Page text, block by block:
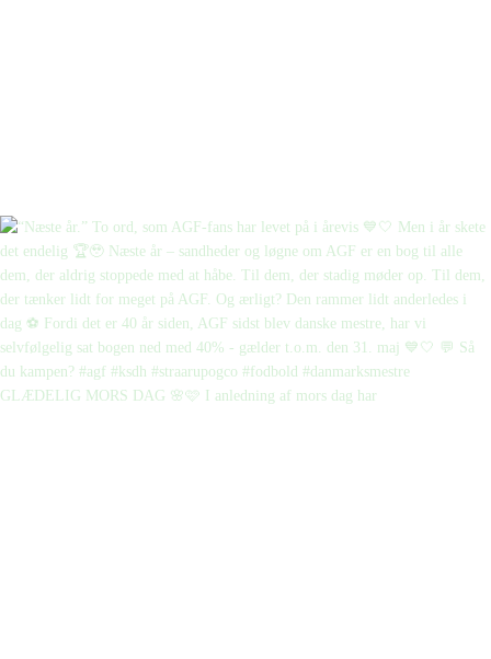
GLÆDELIG MORS DAG 🌸🩷 I anledning af mors dag har